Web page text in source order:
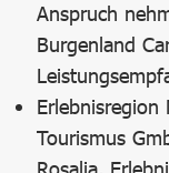
Anspruch
Burgenland
Erlebnisregion
Tourismus